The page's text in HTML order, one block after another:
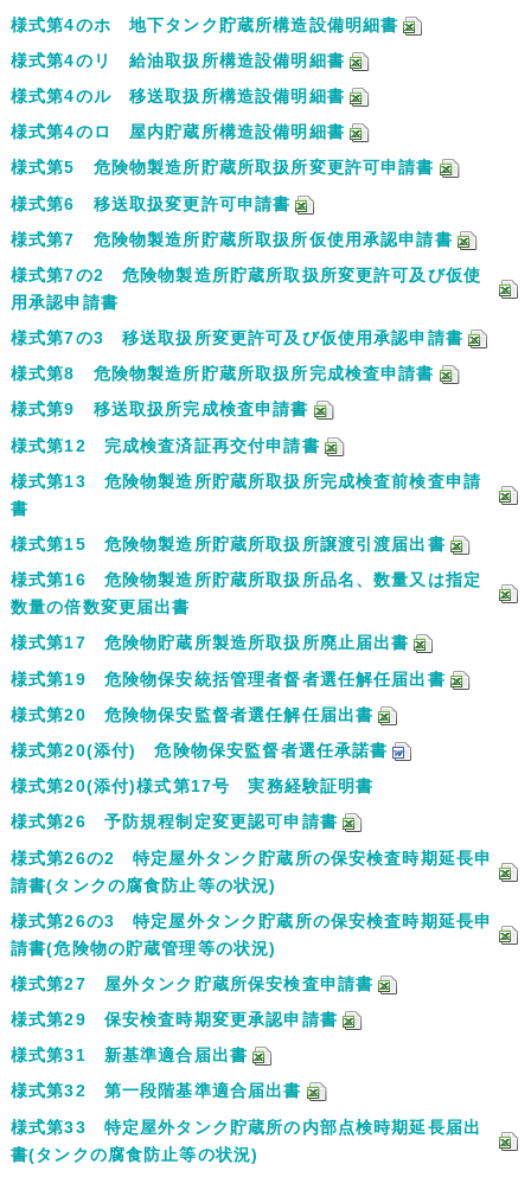
様式第4のホ 地下タンク貯蔵所構造設備明細書
様式第4のリ 給油取扱所構造設備明細書
様式第4のル 移送取扱所構造設備明細書
様式第4のロ 屋内貯蔵所構造設備明細書
様式第5 危険物製造所貯蔵所取扱所変更許可申請書
様式第6 移送取扱変更許可申請書
様式第7 危険物製造所貯蔵所取扱所仮使用承認申請書
様式第7の2 危険物製造所貯蔵所取扱所変更許可及び仮使
用承認申請書
様式第7の3 移送取扱所変更許可及び仮使用承認申請書
様式第8 危険物製造所貯蔵所取扱所完成検査申請書
様式第9 移送取扱所完成検査申請書
様式第12 完成検査済証再交付申請書
様式第13 危険物製造所貯蔵所取扱所完成検査前検査申請
書
様式第15 危険物製造所貯蔵所取扱所譲渡引渡届出書
様式第16 危険物製造所貯蔵所取扱所品名、数量又は指定
数量の倍数変更届出書
様式第17 危険物貯蔵所製造所取扱所廃止届出書
様式第19 危険物保安統括管理者督者選任解任届出書
様式第20 危険物保安監督者選任解任届出書
様式第20(添付) 危険物保安監督者選任承諾書
様式第20(添付)様式第17号 実務経験証明書
様式第26 予防規程制定変更認可申請書
様式第26の2 特定屋外タンク貯蔵所の保安検査時期延長申
請書(タンクの腐食防止等の状況)
様式第26の3 特定屋外タンク貯蔵所の保安検査時期延長申
請書(危険物の貯蔵管理等の状況)
様式第27 屋外タンク貯蔵所保安検査申請書
様式第29 保安検査時期変更承認申請書
様式第31 新基準適合届出書
様式第32 第一段階基準適合届出書
様式第33 特定屋外タンク貯蔵所の内部点検時期延長届出
書(タンクの腐食防止等の状況)